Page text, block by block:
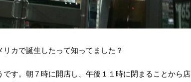
カで誕生したって知ってました？
す。朝７時に開店し、午後１１時に閉まることから店